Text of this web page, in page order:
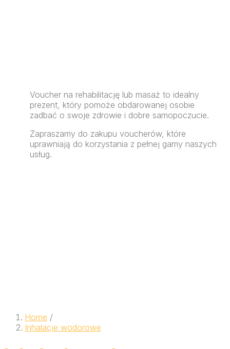
Voucher na rehabilitację lub masaż to idealny
prezent, który pomoże obdarowanej osobie
zadbać o swoje zdrowie i dobre samopoczucie.
Zapraszamy do zakupu voucherów, które
uprawniają do korzystania z pełnej gamy naszych
usług.
Home /
Inhalacje wodorowe